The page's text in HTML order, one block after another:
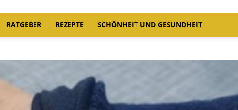
RATGEBER REZEPTE SCHÖNHEIT UND GESUNDHEIT